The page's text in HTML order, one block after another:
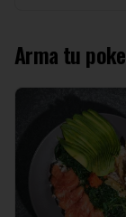
Arma tu poke